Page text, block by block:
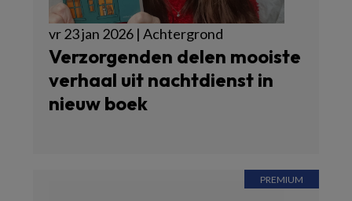
vr 23 jan 2026 | Achtergrond
Verzorgenden delen mooiste
verhaal uit nachtdienst in
nieuw boek